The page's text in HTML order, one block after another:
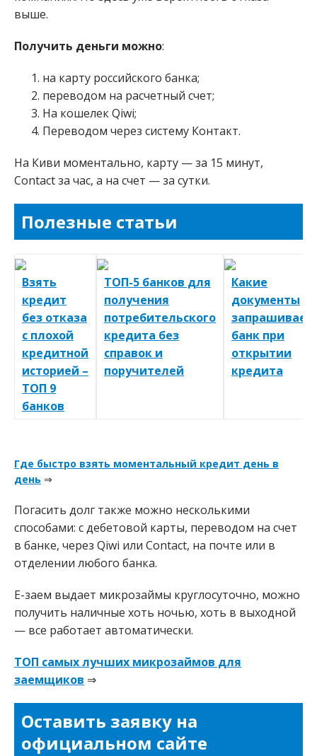
выше.
Получить деньги можно:
на карту российского банка;
переводом на расчетный счет;
На кошелек Qiwi;
Переводом через систему Контакт.
На Киви моментально, карту — за 15 минут,
Contact за час, а на счет — за сутки.
Полезные статьи
Взять
кредит
без отказа
с плохой
кредитной
историей –
ТОП 9
банков
ТОП-5 банков для
получения
потребительского
кредита без
справок и
поручителей
Какие
документы
запрашивает
банк при
открытии
кредита
Где быстро взять моментальный кредит день в
день ⇒
Погасить долг также можно несколькими
способами: с дебетовой карты, переводом на счет
в банке, через Qiwi или Contact, на почте или в
отделении любого банка.
Е-заем выдает микрозаймы круглосуточно, можно
получить наличные хоть ночью, хоть в выходной
— все работает автоматически.
ТОП самых лучших микрозаймов для
заемщиков ⇒
Оставить заявку на
официальном сайте